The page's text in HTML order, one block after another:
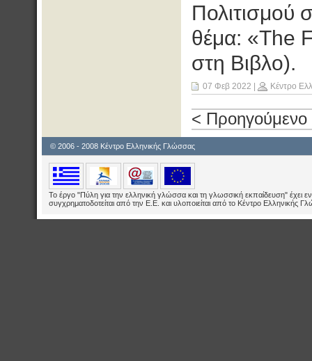
Πολιτισμού
θέμα: «The
στη Βιβλο).
07 Φεβ 2022 Κέντρο
< Προηγούμενο
© 2006 - 2008 Κέντρο Ελληνικής Γλώσσας
Το έργο "Πύλη για την ελληνική γλώσσα και τη γλωσσική εκπαίδευση" έχει
συγχρηματοδοτείται από την Ε.E. και υλοποιείται από το Κέντρο Ελληνικής